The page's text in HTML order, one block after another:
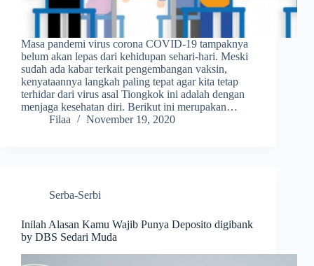
Masa pandemi virus corona COVID-19 tampaknya
belum akan lepas dari kehidupan sehari-hari. Meski
sudah ada kabar terkait pengembangan vaksin,
kenyataannya langkah paling tepat agar kita tetap
terhidar dari virus asal Tiongkok ini adalah dengan
menjaga kesehatan diri. Berikut ini merupakan…
Filaa
November 19, 2020
Serba-Serbi
Inilah Alasan Kamu Wajib Punya Deposito digibank
by DBS Sedari Muda